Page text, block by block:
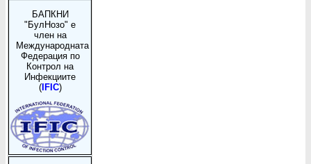
БАПКНИ
"БулНозо" е
член на
Международната
Федерация по
Контрол на
Инфекциите
(IFIC)